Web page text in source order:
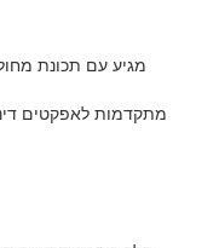
מגיע עם תכונת